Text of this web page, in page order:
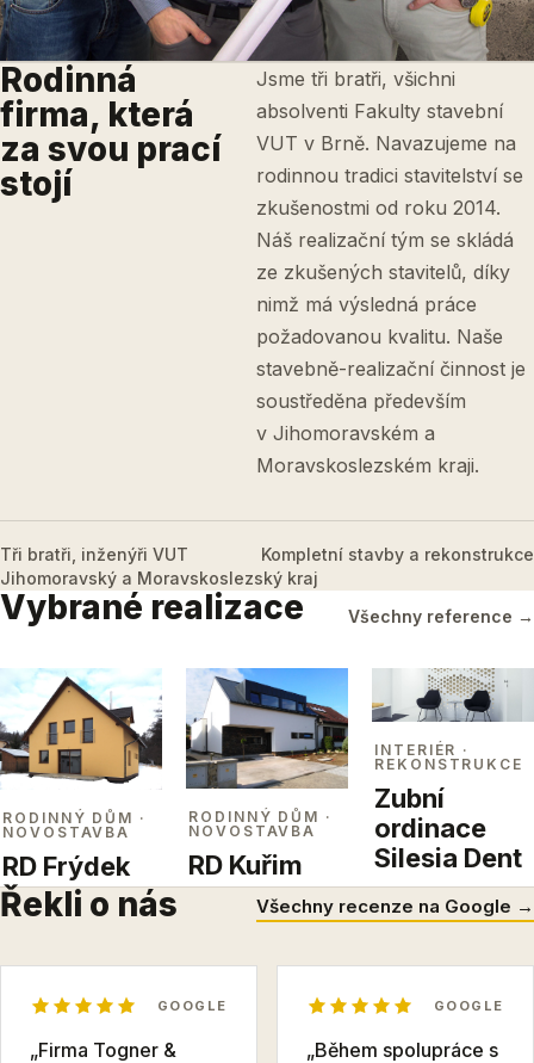
Rodinná
firma, která
za svou prací
stojí
Jsme tři bratři, všichni
absolventi Fakulty stavební
VUT v Brně. Navazujeme na
rodinnou tradici stavitelství se
zkušenostmi od roku 2014.
Náš realizační tým se skládá
ze zkušených stavitelů, díky
nimž má výsledná práce
požadovanou kvalitu. Naše
stavebně-realizační činnost je
soustředěna především
v Jihomoravském a
Moravskoslezském kraji.
Tři bratři, inženýři VUT
Kompletní stavby a rekonstrukce
Jihomoravský a Moravskoslezský kraj
Vybrané realizace Všechny reference →
RODINNÝ DŮM ·
NOVOSTAVBA
RD Frýdek
RODINNÝ DŮM ·
NOVOSTAVBA
RD Kuřim
INTERIÉR ·
REKONSTRUKCE
Zubní
ordinace
Silesia Dent
Řekli o nás Všechny recenze na Google →
GOOGLE
„Firma Togner &
GOOGLE
„Během spolupráce s